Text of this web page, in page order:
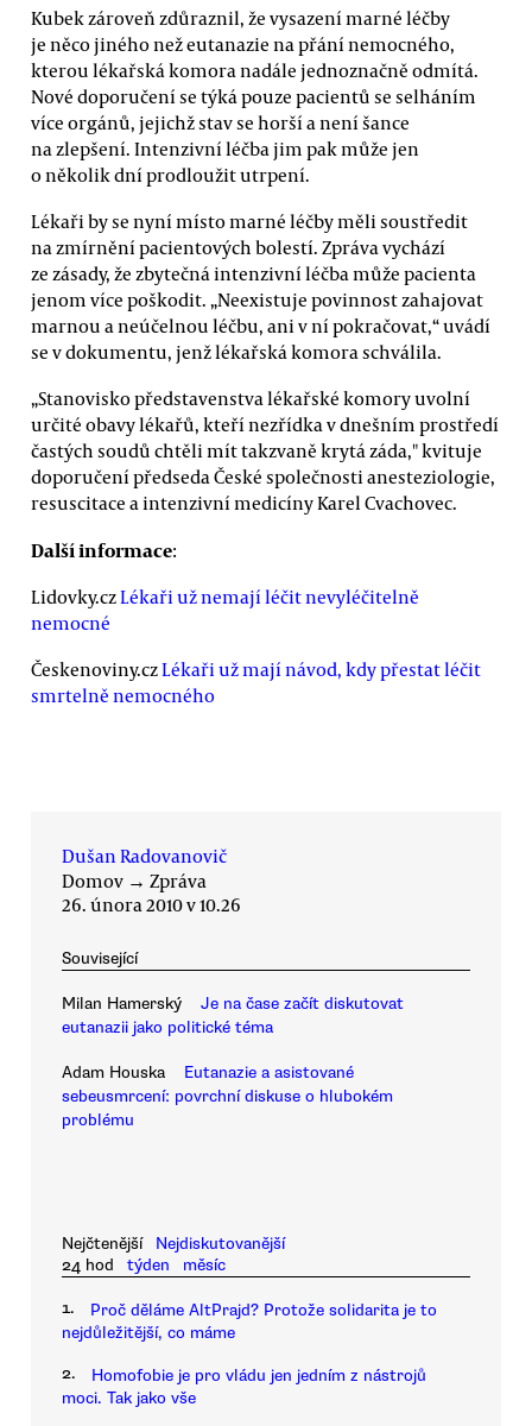
Kubek zároveň zdůraznil, že vysazení marné léčby
je něco jiného než eutanazie na přání nemocného,
kterou lékařská komora nadále jednoznačně odmítá.
Nové doporučení se týká pouze pacientů se selháním
více orgánů, jejichž stav se horší a není šance
na zlepšení. Intenzivní léčba jim pak může jen
o několik dní prodloužit utrpení.
Lékaři by se nyní místo marné léčby měli soustředit
na zmírnění pacientových bolestí. Zpráva vychází
ze zásady, že zbytečná intenzivní léčba může pacienta
jenom více poškodit. „Neexistuje povinnost zahajovat
marnou a neúčelnou léčbu, ani v ní pokračovat,“ uvádí
se v dokumentu, jenž lékařská komora schválila.
„Stanovisko představenstva lékařské komory uvolní
určité obavy lékařů, kteří nezřídka v dnešním prostředí
častých soudů chtěli mít takzvaně krytá záda," kvituje
doporučení předseda České společnosti anesteziologie,
resuscitace a intenzivní medicíny Karel Cvachovec.
Další informace:
Lidovky.czLékaři už nemají léčit nevyléčitelně
nemocné
Českenoviny.czLékaři už mají návod, kdy přestat léčit
smrtelně nemocného
Dušan Radovanovič
Domov → Zpráva
26. února 2010 v 10.26
Související
Milan Hamerský
Je na čase začít diskutovat
eutanazii jako politické téma
Adam Houska
Eutanazie a asistované
sebeusmrcení: povrchní diskuse o hlubokém
problému
Nejčtenější
Nejdiskutovanější
24 hod
týden měsíc
1.
Proč děláme AltPrajd? Protože solidarita je to
nejdůležitější, co máme
2.
Homofobie je pro vládu jen jedním z nástrojů
moci. Tak jako vše